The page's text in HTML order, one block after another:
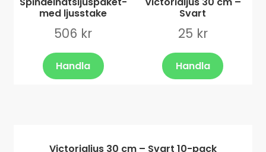
med ljusstake
506 kr
Handla
Svart
25 kr
Handla
Victorialjus 30 cm – Svart 10-pack